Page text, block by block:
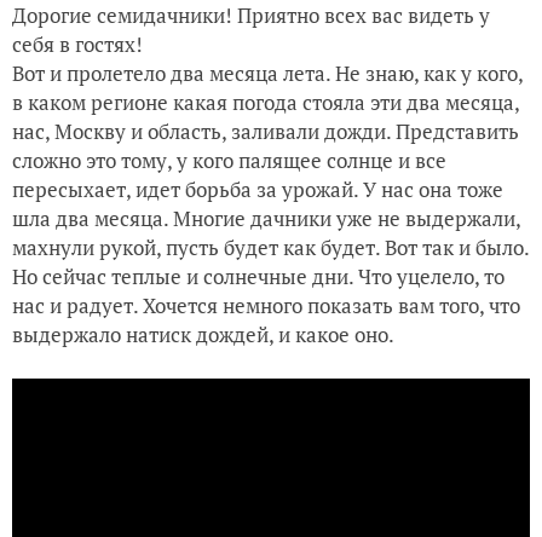
Прогулка по моей даче
Три недели не были на даче... и что?
Мои хвойные растения. Ч.2
Дорогие семидачники! Приятно всех вас видеть у
себя в гостях!
Вот и пролетело два месяца лета. Не знаю, как у кого,
в каком регионе какая погода стояла эти два месяца,
нас, Москву и область, заливали дожди. Представить
сложно это тому, у кого палящее солнце и все
пересыхает, идет борьба за урожай. У нас она тоже
шла два месяца. Многие дачники уже не выдержали,
махнули рукой, пусть будет как будет. Вот так и было.
Но сейчас теплые и солнечные дни. Что уцелело, то
нас и радует. Хочется немного показать вам того, что
выдержало натиск дождей, и какое оно.